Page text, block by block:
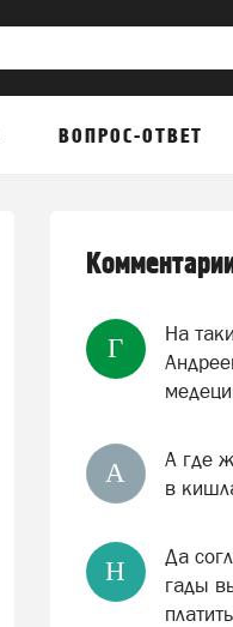
ВОПРОС-ОТВЕТ
Г
На
А
А где
в
Н
Да
гады